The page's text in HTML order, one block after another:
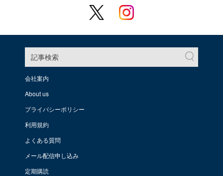
記事検索
会社案内
About us
プライバシーポリシー
利用規約
よくある質問
メール配信申し込み
定期購読